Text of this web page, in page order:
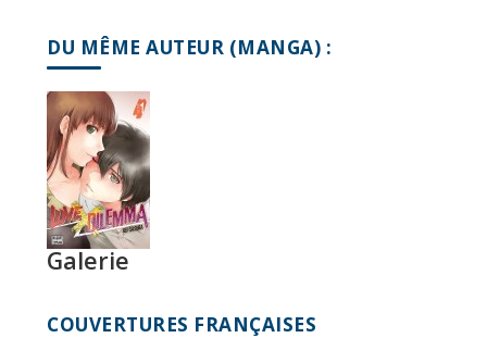
DU MÊME AUTEUR (MANGA) :
Galerie
COUVERTURES FRANÇAISES